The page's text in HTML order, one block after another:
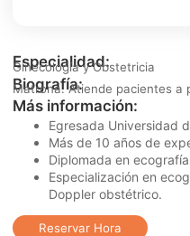
Especialidad:
Ginecología y Obstetricia
Biografía:
Matrona. Atiende pacientes a
Más información:
Egresada Universidad
Más de 10 años de
Diplomada en
Especialización en
Doppler obstétrico.
Reservar Hora